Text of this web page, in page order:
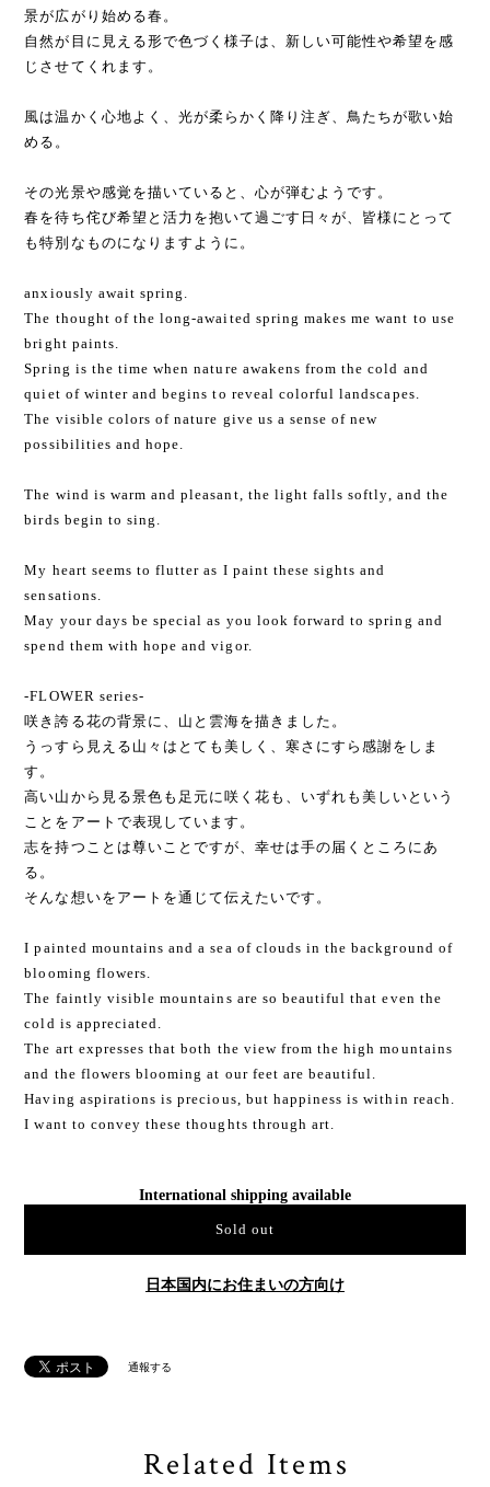
景が広がり始める春。
自然が目に見える形で色づく様子は、新しい可能性や希望を感
じさせてくれます。
風は温かく心地よく、光が柔らかく降り注ぎ、鳥たちが歌い始
める。
その光景や感覚を描いていると、心が弾むようです。
春を待ち侘び希望と活力を抱いて過ごす日々が、皆様にとって
も特別なものになりますように。
anxiously await spring.
The thought of the long-awaited spring makes me want to use
bright paints.
Spring is the time when nature awakens from the cold and
quiet of winter and begins to reveal colorful landscapes.
The visible colors of nature give us a sense of new
possibilities and hope.
The wind is warm and pleasant, the light falls softly, and the
birds begin to sing.
My heart seems to flutter as I paint these sights and
sensations.
May your days be special as you look forward to spring and
spend them with hope and vigor.
-FLOWER series-
咲き誇る花の背景に、山と雲海を描きました。
うっすら見える山々はとても美しく、寒さにすら感謝をしま
す。
高い山から見る景色も足元に咲く花も、いずれも美しいという
ことをアートで表現しています。
志を持つことは尊いことですが、幸せは手の届くところにあ
る。
そんな想いをアートを通じて伝えたいです。
I painted mountains and a sea of clouds in the background of
blooming flowers.
The faintly visible mountains are so beautiful that even the
cold is appreciated.
The art expresses that both the view from the high mountains
and the flowers blooming at our feet are beautiful.
Having aspirations is precious, but happiness is within reach.
I want to convey these thoughts through art.
International shipping available
Sold out
日本国内にお住まいの方向け
通報する
Related Items